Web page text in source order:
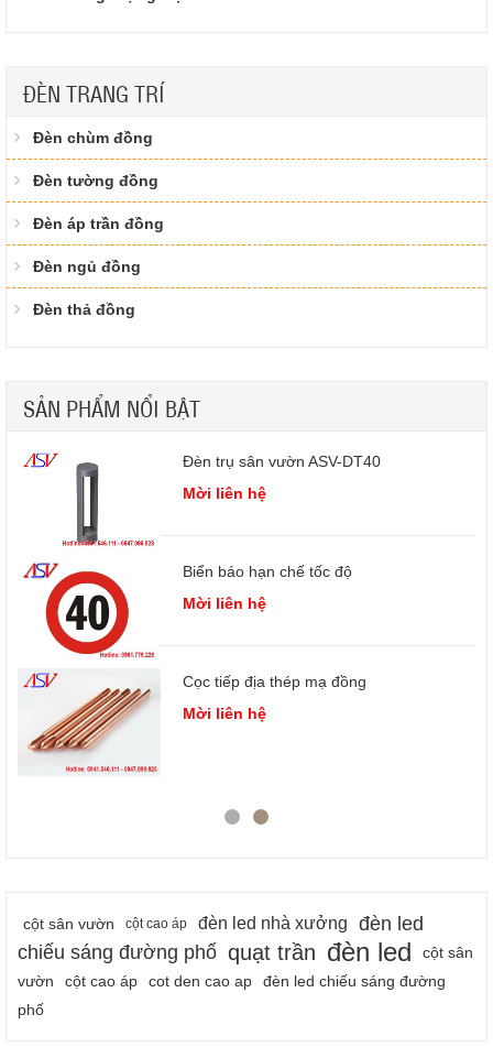
ĐÈN TRANG TRÍ
Đèn chùm đồng
Đèn tường đồng
Đèn áp trần đồng
Đèn ngủ đồng
Đèn thả đồng
SẢN PHẨM NỔI BẬT
Đèn trụ sân vườn ASV-DT40
Mời liên hệ
Biển báo hạn chế tốc độ
Mời liên hệ
Cọc tiếp địa thép mạ đồng
Mời liên hệ
cột sân vườn cột cao áp đèn led nhà xưởng
đèn led
chiếu sáng đường phố quạt trần đèn led
cột sân
vườn
cột cao áp cot den cao ap
đèn led chiếu sáng đường
phố